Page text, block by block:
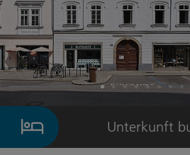
Element 1 von 11
Unterkunft